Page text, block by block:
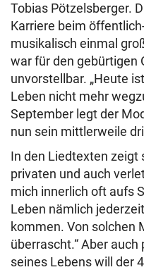
Tobias Pötzelsberger.
Karriere beim
musikalisch einmal
war für den gebürtigen
unvorstellbar. „Heute
Leben nicht mehr
September legt der
nun sein mittlerweile
In den Liedtexten zeigt
privaten und auch
mich innerlich oft aufs
Leben nämlich
kommen. Von solchen
überrascht.“ Aber
seines Lebens will der